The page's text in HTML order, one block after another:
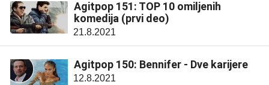
Agitpop 151: TOP 10 omiljenih
komedija (prvi deo)
21.8.2021
Agitpop 150: Bennifer - Dve karijere
12.8.2021